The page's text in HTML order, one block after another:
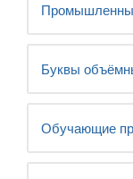
Буквы
Обучающие